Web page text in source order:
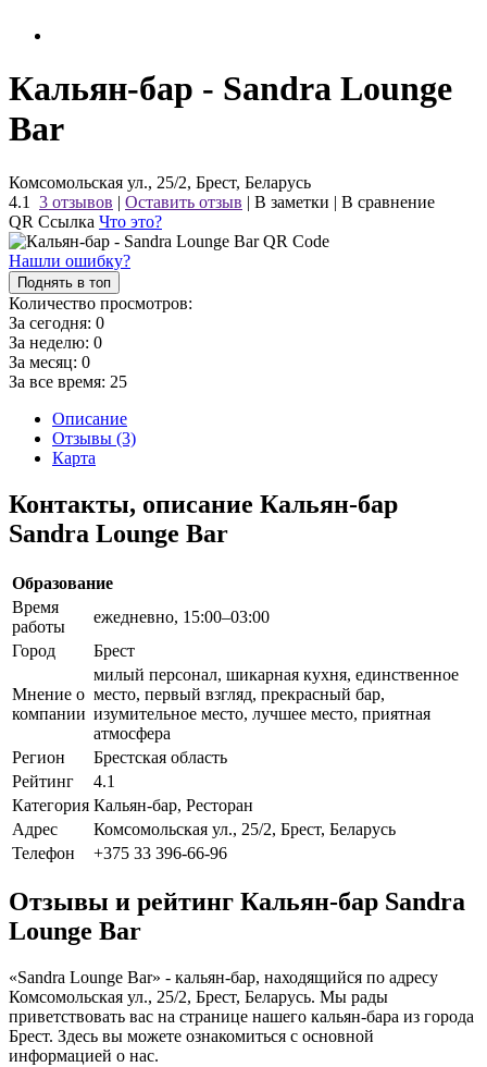
Кальян-бар - Sandra Lounge
Bar
Комсомольская ул., 25/2, Брест, Беларусь
4.1
3 отзывов | Оставить отзыв | В заметки | В сравнение
QR Ссылка Что это?
Нашли ошибку?
Поднять в топ
Количество просмотров:
За сегодня: 0
За неделю: 0
За месяц: 0
За все время: 25
Описание
Отзывы (3)
Карта
Контакты, описание Кальян-бар
Sandra Lounge Bar
Образование
Время
работы
ежедневно, 15:00–03:00
Город
Брест
Мнение о
компании
милый персонал, шикарная кухня, единственное
место, первый взгляд, прекрасный бар,
изумительное место, лучшее место, приятная
атмосфера
Регион
Брестская область
Рейтинг
4.1
Категория Кальян-бар, Ресторан
Адрес
Комсомольская ул., 25/2, Брест, Беларусь
Телефон
+375 33 396-66-96
Отзывы и рейтинг Кальян-бар Sandra
Lounge Bar
«Sandra Lounge Bar» - кальян-бар, находящийся по адресу
Комсомольская ул., 25/2, Брест, Беларусь. Мы рады
приветствовать вас на странице нашего кальян-бара из города
Брест. Здесь вы можете ознакомиться с основной
информацией о нас.